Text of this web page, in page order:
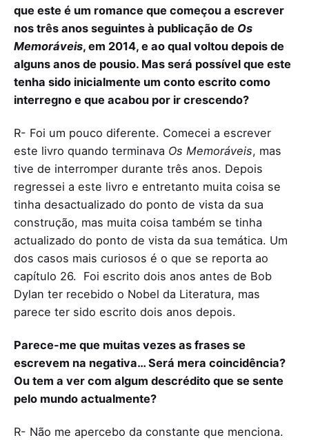
que este é um romance que começou a escrever
nos três anos seguintes à publicação de Os
Memoráveis, em 2014, e ao qual voltou depois de
alguns anos de pousio. Mas será possível que este
tenha sido inicialmente um conto escrito como
interregno e que acabou por ir crescendo?
R- Foi um pouco diferente. Comecei a escrever
este livro quando terminava Os Memoráveis, mas
tive de interromper durante três anos. Depois
regressei a este livro e entretanto muita coisa se
tinha desactualizado do ponto de vista da sua
construção, mas muita coisa também se tinha
actualizado do ponto de vista da sua temática. Um
dos casos mais curiosos é o que se reporta ao
capítulo 26. Foi escrito dois anos antes de Bob
Dylan ter recebido o Nobel da Literatura, mas
parece ter sido escrito dois anos depois.
Parece-me que muitas vezes as frases se
escrevem na negativa… Será mera coincidência?
Ou tem a ver com algum descrédito que se sente
pelo mundo actualmente?
R- Não me apercebo da constante que menciona.